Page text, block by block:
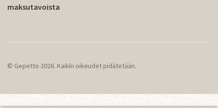
maksutavoista
© Gepetto 2026. Kaikki oikeudet pidätetään.